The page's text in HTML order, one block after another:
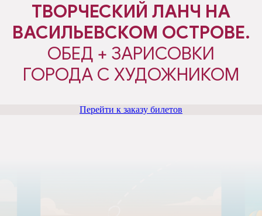
ТВОРЧЕСКИЙ ЛАНЧ НА
ВАСИЛЬЕВСКОМ ОСТРОВЕ.
ОБЕД + ЗАРИСОВКИ
ГОРОДА С ХУДОЖНИКОМ
Перейти к заказу билетов